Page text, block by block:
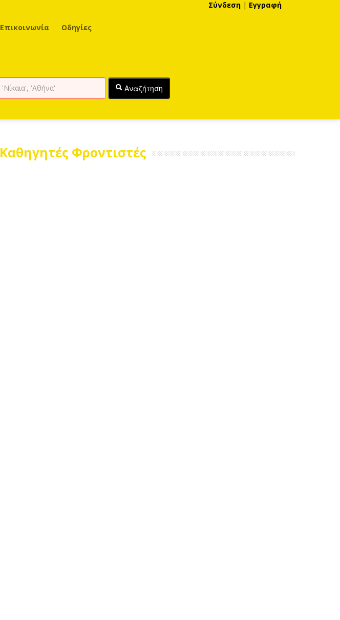
Επικοινωνία Οδηγίες
Σύνδεση | Εγγραφή
Αναζήτηση
Καθηγητές Φροντιστές